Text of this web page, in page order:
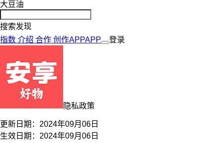
大豆油
搜索发现
指数 介绍 合作 创作APPAPP 登录
隐私政策
更新日期： 2024年09月06日
生效日期： 2024年09月06日